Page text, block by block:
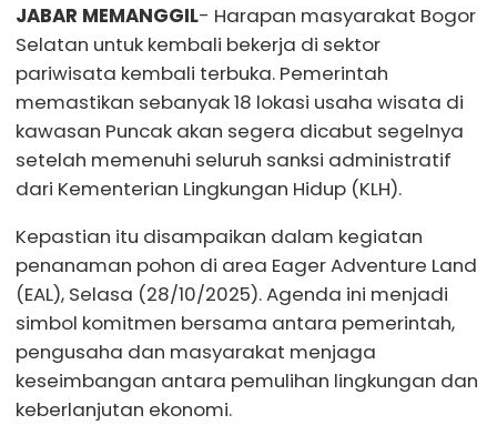
JABAR MEMANGGIL- Harapan masyarakat Bogor
Selatan untuk kembali bekerja di sektor
pariwisata kembali terbuka. Pemerintah
memastikan sebanyak 18 lokasi usaha wisata di
kawasan Puncak akan segera dicabut segelnya
setelah memenuhi seluruh sanksi administratif
dari Kementerian Lingkungan Hidup (KLH).
Kepastian itu disampaikan dalam kegiatan
penanaman pohon di area Eager Adventure Land
(EAL), Selasa (28/10/2025). Agenda ini menjadi
simbol komitmen bersama antara pemerintah,
pengusaha dan masyarakat menjaga
keseimbangan antara pemulihan lingkungan dan
keberlanjutan ekonomi.